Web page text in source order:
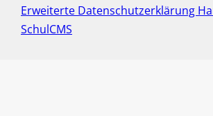
Erweiterte Datenschutzerklärung
SchulCMS